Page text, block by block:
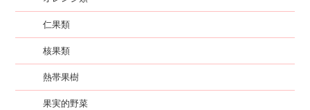
仁果類
核果類
熱帯果樹
果実的野菜